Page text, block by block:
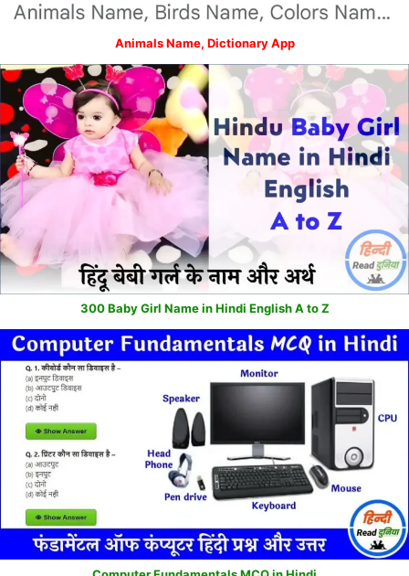
Animals Name, Dictionary App
300 Baby Girl Name in Hindi English A to Z